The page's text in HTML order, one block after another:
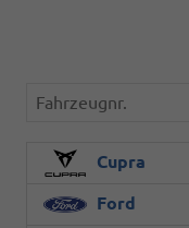
Fahrzeugnr.
Cupra
Ford